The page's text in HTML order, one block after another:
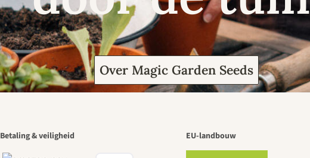
Over Magic Garden Seeds
Betaling & veiligheid EU-landbouw